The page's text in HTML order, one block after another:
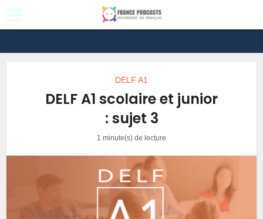
DELF A1
DELF A1 scolaire et junior
: sujet 3
1 minute(s) de lecture